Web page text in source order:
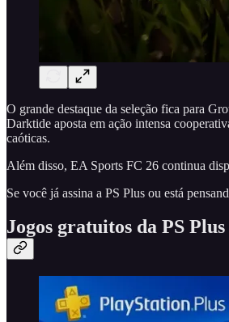
O grande destaque da seleção fica para
Darktide aposta em ação intensa
caóticas.
Além disso, EA Sports FC 26 continua
Se você já assina a PS Plus ou está
Jogos gratuitos da PS